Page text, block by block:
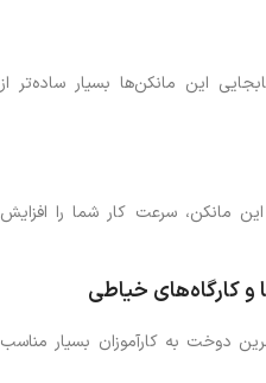
این مانکن‌ها بسیار ساده‌تر از
مانکن، سرعت کار شما را افزایش
و کارگاه‌های خیاطی
دوخت به کارآموزان بسیار مناسب